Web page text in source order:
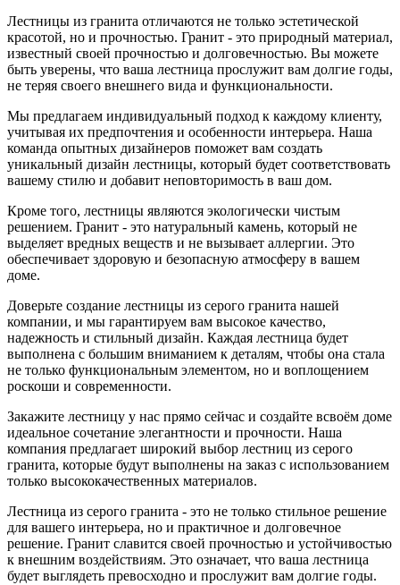
Лестницы из гранита отличаются не только эстетической
красотой, но и прочностью. Гранит - это природный материал,
известный своей прочностью и долговечностью. Вы можете
быть уверены, что ваша лестница прослужит вам долгие годы,
не теряя своего внешнего вида и функциональности.
Мы предлагаем индивидуальный подход к каждому клиенту,
учитывая их предпочтения и особенности интерьера. Наша
команда опытных дизайнеров поможет вам создать
уникальный дизайн лестницы, который будет соответствовать
вашему стилю и добавит неповторимость в ваш дом.
Кроме того, лестницы являются экологически чистым
решением. Гранит - это натуральный камень, который не
выделяет вредных веществ и не вызывает аллергии. Это
обеспечивает здоровую и безопасную атмосферу в вашем
доме.
Доверьте создание лестницы из серого гранита нашей
компании, и мы гарантируем вам высокое качество,
надежность и стильный дизайн. Каждая лестница будет
выполнена с большим вниманием к деталям, чтобы она стала
не только функциональным элементом, но и воплощением
роскоши и современности.
Закажите лестницу у нас прямо сейчас и создайте всвоём доме
идеальное сочетание элегантности и прочности. Наша
компания предлагает широкий выбор лестниц из серого
гранита, которые будут выполнены на заказ с использованием
только высококачественных материалов.
Лестница из серого гранита - это не только стильное решение
для вашего интерьера, но и практичное и долговечное
решение. Гранит славится своей прочностью и устойчивостью
к внешним воздействиям. Это означает, что ваша лестница
будет выглядеть превосходно и прослужит вам долгие годы.